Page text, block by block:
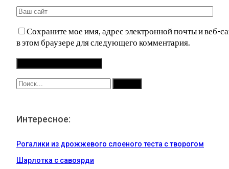
Сохраните мое имя, адрес электронной почты и веб-
в этом браузере для следующего комментария.
Интересное:
Рогалики из дрожжевого слоеного теста с творогом
Шарлотка с савоярди